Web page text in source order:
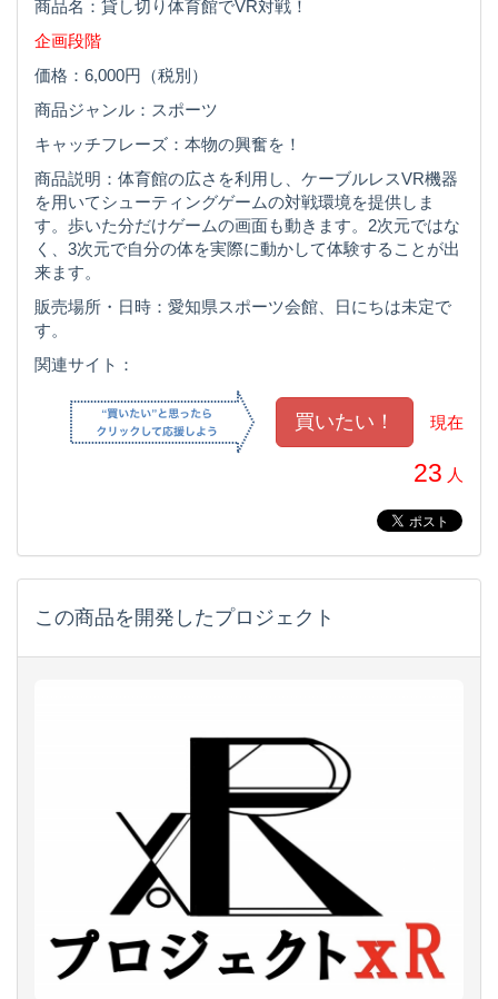
商品名：貸し切り体育館でVR対戦！
企画段階
価格：6,000円（税別）
商品ジャンル：スポーツ
キャッチフレーズ：本物の興奮を！
商品説明：体育館の広さを利用し、ケーブルレスVR機器
を用いてシューティングゲームの対戦環境を提供しま
す。歩いた分だけゲームの画面も動きます。2次元ではな
く、3次元で自分の体を実際に動かして体験することが出
来ます。
販売場所・日時：愛知県スポーツ会館、日にちは未定で
す。
関連サイト：
現在
23 人
この商品を開発したプロジェクト